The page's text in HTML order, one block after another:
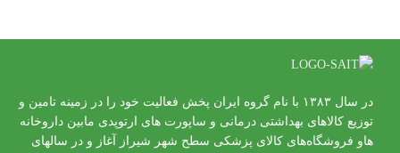
در سال ۱۳۸۳ با نام گروه ایران پخش فعالیت خود را در زمینه تامین و
توزیع کالاهای بهداشتی درمانی و ساپورت های ارتوپدی مابین داروخانه
هاو فروشگاه‌های کالای پزشکی سطح شهر شیراز آغاز و در سالهای